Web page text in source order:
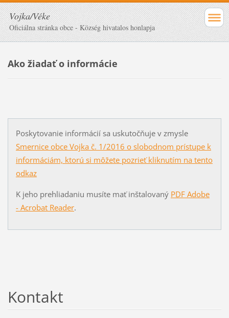
Vojka/Véke
Oficiálna stránka obce - Község hivatalos honlapja
Ako žiadať o informácie
Poskytovanie informácií sa uskutočňuje v zmysle
Smernice obce Vojka č. 1/2016 o slobodnom prístupe k
informáciám, ktorú si môžete pozrieť kliknutím na tento
odkaz
K jeho prehliadaniu musíte mať inštalovaný PDF Adobe
- Acrobat Reader.
Kontakt